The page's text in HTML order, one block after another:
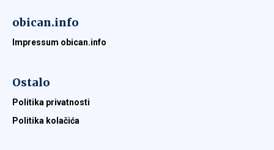
obican.info
Impressum obican.info
Ostalo
Politika privatnosti
Politika kolačića